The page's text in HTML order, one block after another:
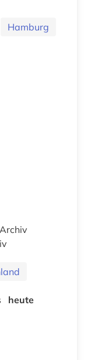
Hamburg
heute